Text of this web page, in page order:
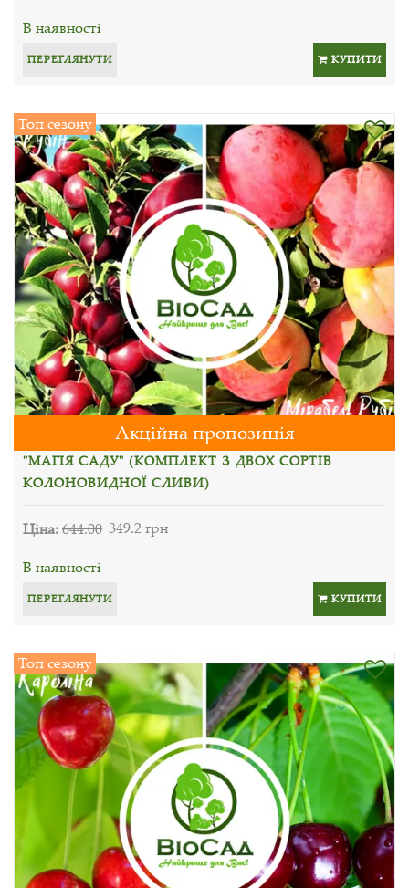
В наявності
ПЕРЕГЛЯНУТИ КУПИТИ
Топ сезону
Акційна пропозиція
"МАГІЯ САДУ" (КОМПЛЕКТ З ДВОХ СОРТІВ
КОЛОНОВИДНОЇ СЛИВИ)
Ціна:644.00 349.2 грн
В наявності
ПЕРЕГЛЯНУТИ КУПИТИ
Топ сезону